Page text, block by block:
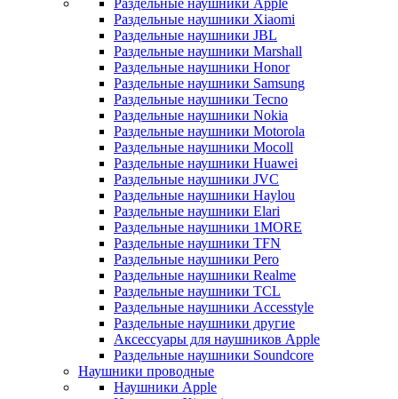
Раздельные наушники Apple
Раздельные наушники Xiaomi
Раздельные наушники JBL
Раздельные наушники Marshall
Раздельные наушники Honor
Раздельные наушники Samsung
Раздельные наушники Tecno
Раздельные наушники Nokia
Раздельные наушники Motorola
Раздельные наушники Mocoll
Раздельные наушники Huawei
Раздельные наушники JVC
Раздельные наушники Haylou
Раздельные наушники Elari
Раздельные наушники 1MORE
Раздельные наушники TFN
Раздельные наушники Pero
Раздельные наушники Realme
Раздельные наушники TCL
Раздельные наушники Accesstyle
Раздельные наушники другие
Аксессуары для наушников Apple
Раздельные наушники Soundcore
Наушники проводные
Наушники Apple